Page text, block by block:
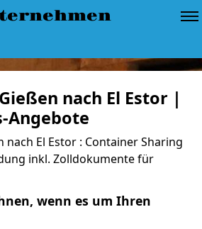
nach El Estor |
Angebote
nach El Estor : Container Sharing
inkl. Zolldokumente für
wenn es um Ihren